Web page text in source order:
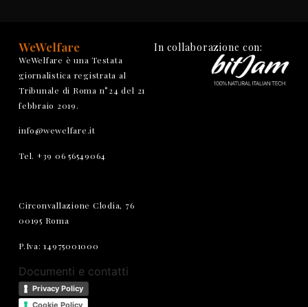
WeWelfare
WeWelfare è una Testata
giornalistica registrata al
Tribunale di Roma n°24 del 21
febbraio 2019.
info@wewelfare.it
Tel. +39 06 56549064
Circonvallazione Clodia, 76
00195 Roma
P.Iva: 14975001000
Documenti e contatti
Privacy Policy
In collaborazione con: